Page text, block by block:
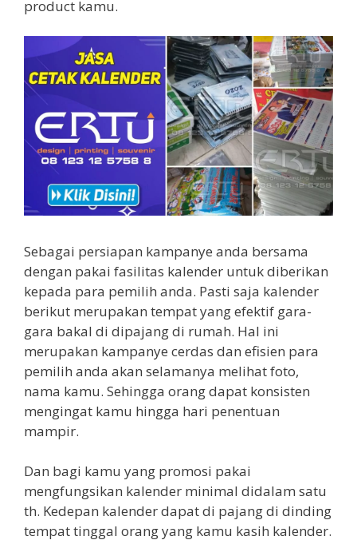
product kamu.
Sebagai persiapan kampanye anda bersama
dengan pakai fasilitas kalender untuk diberikan
kepada para pemilih anda. Pasti saja kalender
berikut merupakan tempat yang efektif gara-
gara bakal di dipajang di rumah. Hal ini
merupakan kampanye cerdas dan efisien para
pemilih anda akan selamanya melihat foto,
nama kamu. Sehingga orang dapat konsisten
mengingat kamu hingga hari penentuan
mampir.
Dan bagi kamu yang promosi pakai
mengfungsikan kalender minimal didalam satu
th. Kedepan kalender dapat di pajang di dinding
tempat tinggal orang yang kamu kasih kalender.